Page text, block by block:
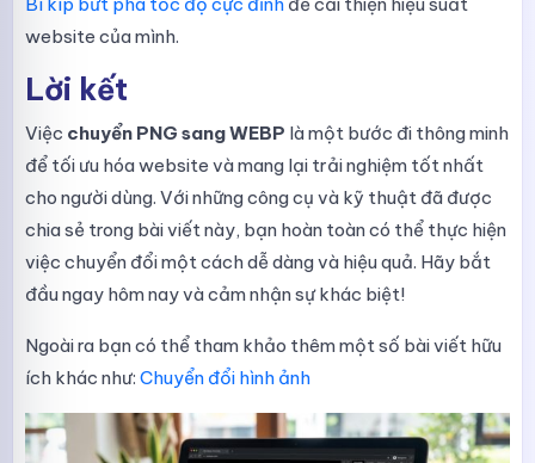
website của mình.
Lời kết
Việc chuyển PNG sang WEBP là một bước đi thông minh
để tối ưu hóa website và mang lại trải nghiệm tốt nhất
cho người dùng. Với những công cụ và kỹ thuật đã được
chia sẻ trong bài viết này, bạn hoàn toàn có thể thực hiện
việc chuyển đổi một cách dễ dàng và hiệu quả. Hãy bắt
đầu ngay hôm nay và cảm nhận sự khác biệt!
Ngoài ra bạn có thể tham khảo thêm một số bài viết hữu
ích khác như: Chuyển đổi hình ảnh